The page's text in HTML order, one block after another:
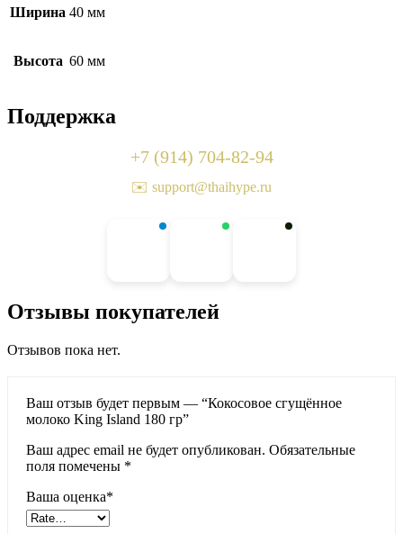
Ширина 40 мм
Высота 60 мм
Поддержка
+7 (914) 704-82-94
✉️ support@thaihype.ru
Отзывы покупателей
Отзывов пока нет.
Ваш отзыв будет первым — “Кокосовое сгущённое
молоко King Island 180 гр”
Ваш адрес email не будет опубликован. Обязательные
поля помечены *
Ваша оценка*